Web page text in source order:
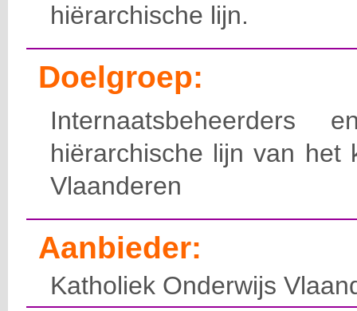
hiërarchische lijn.
Doelgroep:
hiërarchische lijn van het
Vlaanderen
Aanbieder:
Katholiek Onderwijs